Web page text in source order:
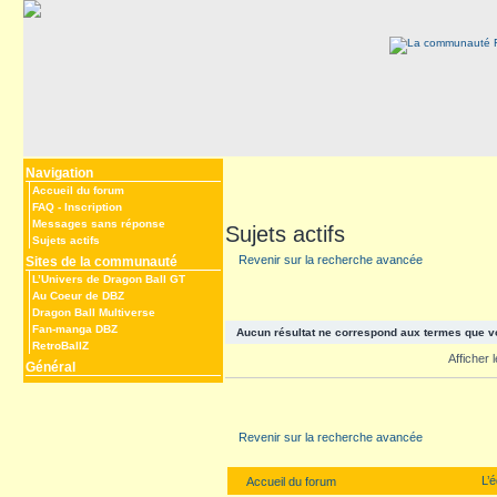
Navigation
Accueil du forum
FAQ - Inscription
Messages sans réponse
Sujets actifs
Sites de la communauté
L’Univers de Dragon Ball GT
Au Coeur de DBZ
Dragon Ball Multiverse
Fan-manga DBZ
RetroBallZ
Général
Sujets actifs
Revenir sur la recherche avancée
Aucun résultat ne correspond aux termes que
Afficher
Revenir sur la recherche avancée
Accueil du forum